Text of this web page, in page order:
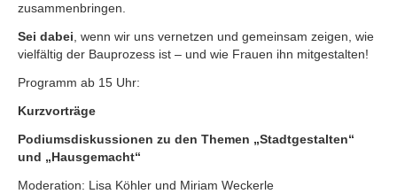
zusammenbringen.
Sei dabei , wenn wir uns vernetzen und gemeinsam zeigen, wie
vielfältig der Bauprozess ist – und wie Frauen ihn mitgestalten!
Programm ab 15 Uhr:
Kurzvorträge
Podiumsdiskussionen zu den Themen „Stadtgestalten“
und „Hausgemacht“
Moderation: Lisa Köhler und Miriam Weckerle